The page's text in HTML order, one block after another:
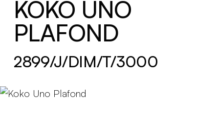
KOKO UNO
PLAFOND
2899/J/DIM/T/3000